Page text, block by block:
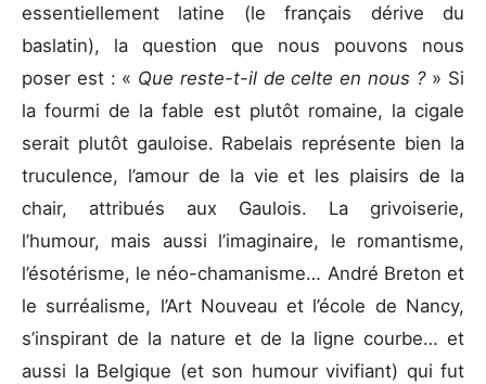
essentiellement latine (le français dérive du
baslatin), la question que nous pouvons nous
poser est : « Que reste-t-il de celte en nous ? » Si
la fourmi de la fable est plutôt romaine, la cigale
serait plutôt gauloise. Rabelais représente bien la
truculence, l’amour de la vie et les plaisirs de la
chair, attribués aux Gaulois. La grivoiserie,
l’humour, mais aussi l’imaginaire, le romantisme,
l’ésotérisme, le néo-chamanisme… André Breton et
le surréalisme, l’Art Nouveau et l’école de Nancy,
s’inspirant de la nature et de la ligne courbe… et
aussi la Belgique (et son humour vivifiant) qui fut